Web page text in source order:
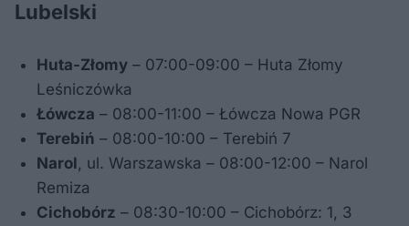
Lubelski
Huta-Złomy – 07:00-09:00 – Huta Złomy
Leśniczówka
Łówcza – 08:00-11:00 – Łówcza Nowa PGR
Terebiń – 08:00-10:00 – Terebiń 7
Narol , ul. Warszawska – 08:00-12:00 – Narol
Remiza
Cichobórz – 08:30-10:00 – Cichobórz: 1, 3